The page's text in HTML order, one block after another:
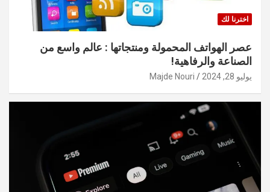
اخترنا لك
عصر الهواتف المحمولة ومنتجاتها : عالم واسع من
الصناعة والرفاهية!
يوليو 28, 2024 Majde Nouri